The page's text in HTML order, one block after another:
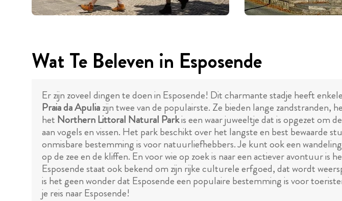
Wat Te Beleven in Esposende
Er zijn zoveel dingen te doen in Esposende! Dit charmante stadje heeft
Praia da Apuliazijn twee van de populairste. Ze bieden lange
het Northern Littoral Natural Parkis een waar juweeltje dat is opgezet om
aan vogels en vissen. Het park beschikt over het langste en best
onmisbare bestemming is voor natuurliefhebbers. Je kunt ook een
op de zee en de kliffen. En voor wie op zoek is naar een actiever avontuur is
Esposende staat ook bekend om zijn rijke culturele erfgoed, dat wordt
is het geen wonder dat Esposende een populaire bestemming is voor
je reis naar Esposende!